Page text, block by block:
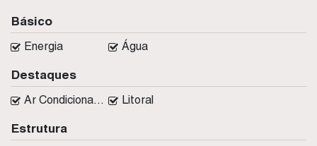
Destaques
Ar Condicionado Litoral
Estrutura
Básico
Energia Água